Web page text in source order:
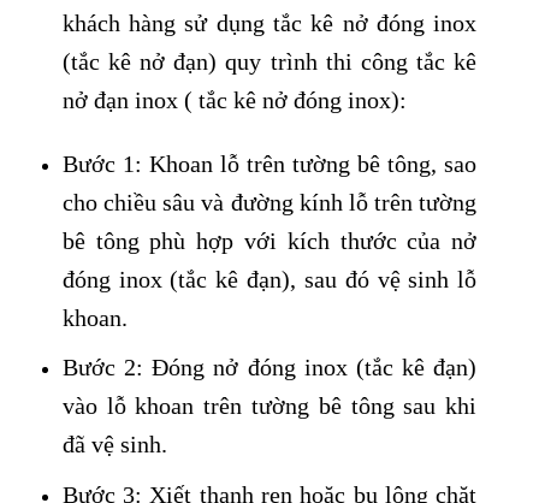
khách hàng sử dụng tắc kê nở đóng inox
(tắc kê nở đạn) quy trình thi công tắc kê
nở đạn inox ( tắc kê nở đóng inox):
Bước 1: Khoan lỗ trên tường bê tông, sao
cho chiều sâu và đường kính lỗ trên tường
bê tông phù hợp với kích thước của nở
đóng inox (tắc kê đạn), sau đó vệ sinh lỗ
khoan.
Bước 2: Đóng nở đóng inox (tắc kê đạn)
vào lỗ khoan trên tường bê tông sau khi
đã vệ sinh.
Bước 3: Xiết thanh ren hoặc bu lông chặt